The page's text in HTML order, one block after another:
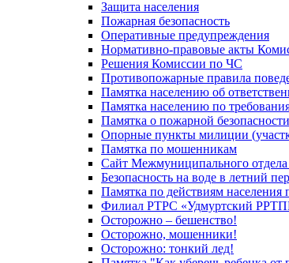
Защита населения
Пожарная безопасность
Оперативные предупреждения
Нормативно-правовые акты
Решения Комиссии по ЧС
Противопожарные правила
Памятка населению об
Памятка населению по
Памятка о пожарной
Опорные пункты милиции
Памятка по мошенникам
Сайт Межмуниципального
Безопасность на воде в летний
Памятка по действиям населения
Филиал РТРС «Удмуртский
Осторожно – бешенство!
Осторожно, мошенники!
Осторожно: тонкий лед!